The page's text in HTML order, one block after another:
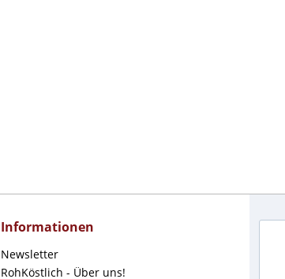
Informationen
Newsletter
RohKöstlich - Über uns!